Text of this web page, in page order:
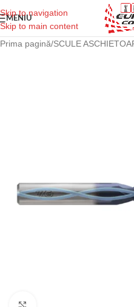
Skip to navigation
Skip to main content
MENIU
Prima pagină/SCULE